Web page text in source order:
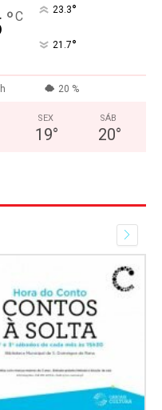
°C 23.3°
21.7°
20 %
SEX
19°
SÁB
20°